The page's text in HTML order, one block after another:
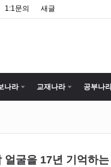
1:1문의 새글
나라 교재나라 공부나
얼굴을 17년 기억하